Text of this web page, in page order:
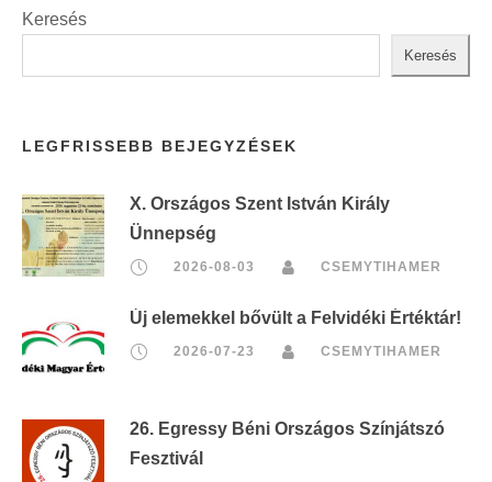
Keresés
Keresés
LEGFRISSEBB BEJEGYZÉSEK
X. Országos Szent István Király
Ünnepség
2026-08-03 CSEMYTIHAMER
Új elemekkel bővült a Felvidéki Értéktár!
2026-07-23 CSEMYTIHAMER
26. Egressy Béni Országos Színjátszó
Fesztivál